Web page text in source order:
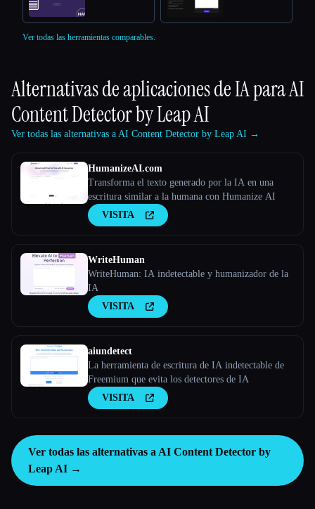
Ver todas las herramientas comparables.
Alternativas de aplicaciones de IA paraAI
Content Detector by Leap AI
Ver todas las alternativas a AI Content Detector by Leap AI →
HumanizeAI.com
Transforma el texto generado por la IA en una
escritura similar a la humana con Humanize AI
VISITA
WriteHuman
WriteHuman: IA indetectable y humanizador de la
IA
VISITA
aiundetect
La herramienta de escritura de IA indetectable de
Freemium que evita los detectores de IA
VISITA
Ver todas las alternativas a AI Content Detector by
Leap AI →